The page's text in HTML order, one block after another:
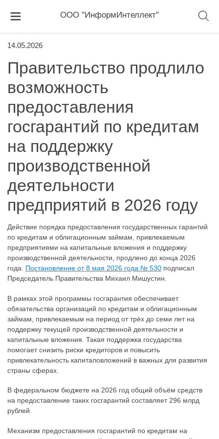
ООО "ИнформИнтеллект"
14.05.2026
Правительство продлило
возможность
предоставления
госгарантий по кредитам
на поддержку
производственной
деятельности
предприятий в 2026 году
Действие порядка предоставления государственных гарантий
по кредитам и облигационным займам, привлекаемым
предприятиями на капитальные вложения и поддержку
производственной деятельности, продлено до конца 2026
года. Постановление от 8 мая 2026 года № 530 подписал
Председатель Правительства Михаил Мишустин.
В рамках этой программы госгарантия обеспечивает
обязательства организаций по кредитам и облигационным
займам, привлекаемым на период от трёх до семи лет на
поддержку текущей производственной деятельности и
капитальные вложения. Такая поддержка государства
помогает снизить риски кредиторов и повысить
привлекательность капиталовложений в важных для развития
страны сферах.
В федеральном бюджете на 2026 год общий объём средств
на предоставление таких госгарантий составляет 296 млрд
рублей.
Механизм предоставления госгарантий по кредитам на